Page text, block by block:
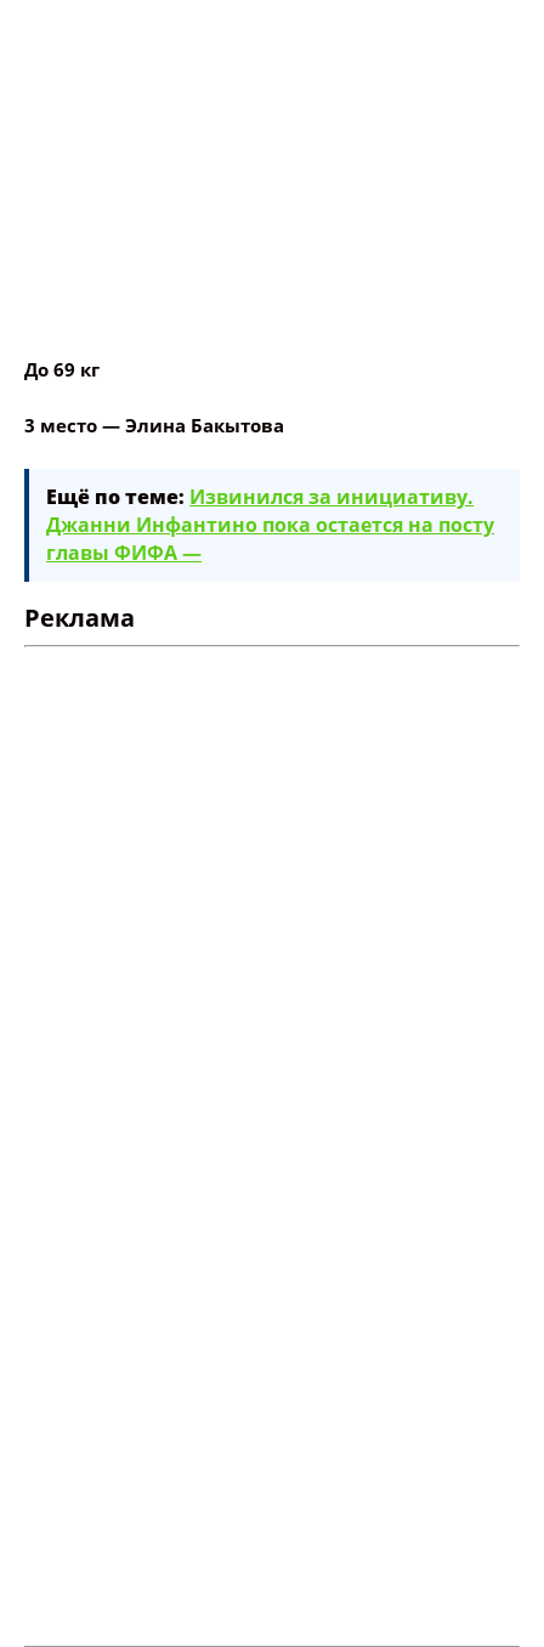
До 69 кг
3 место — Элина Бакытова
Ещё по теме: Извинился за инициативу.
Джанни Инфантино пока остается на посту
главы ФИФА —
Реклама